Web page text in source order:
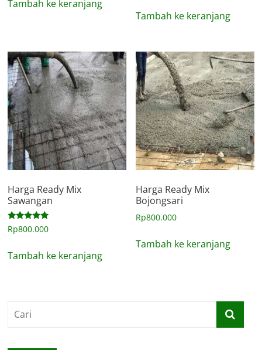
Tambah ke keranjang
Tambah ke keranjang
Harga Ready Mix
Sawangan
Dinilai
5.00
Rp800.000
Tambah ke keranjang
Harga Ready Mix
Bojongsari
Rp800.000
Tambah ke keranjang